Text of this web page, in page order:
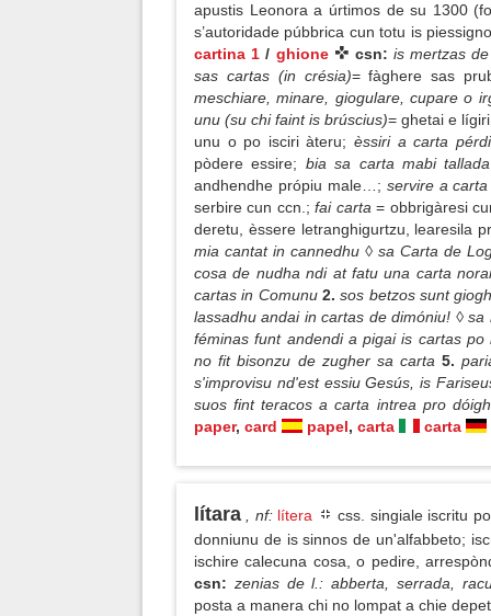
apustis Leonora a úrtimos de su 1300
s’autoridade púbbrica cun totu is
cartina 1 / ghione csn: is mertzas
sas cartas (in crésia)= fàghere sas
meschiare, minare, giogulare, cupare o
unu (su chi faint is brúscius)= ghetai e
unu o po isciri àteru; èssiri a carta
pòdere essire; bia sa carta mabi
andhendhe própiu male…; servire a
serbire cun ccn.; fai carta= obbrigàresi
deretu, èssere letranghigurtzu, learesila
mia cantat in cannedhu ◊ sa Carta de
cosa de nudha ndi at fatu una carta
cartas in Comunu 2.sos betzos sunt
lassadhu andai in cartas de dimóniu! ◊
féminas funt andendi a pigai is cartas
no fit bisonzu de zugher sa carta5.
s'improvisu nd'est essiu Gesús, is
suos fint teracos a carta intrea pro
paper, card papel, carta carta
lítara , nf: lítera
css. singiale iscritu
donniunu de is sinnos de un'alfabbeto;
ischire calecuna cosa, o pedire,
csn: zenias de l.: abberta, serrada,
posta a manera chi no lompat a chie